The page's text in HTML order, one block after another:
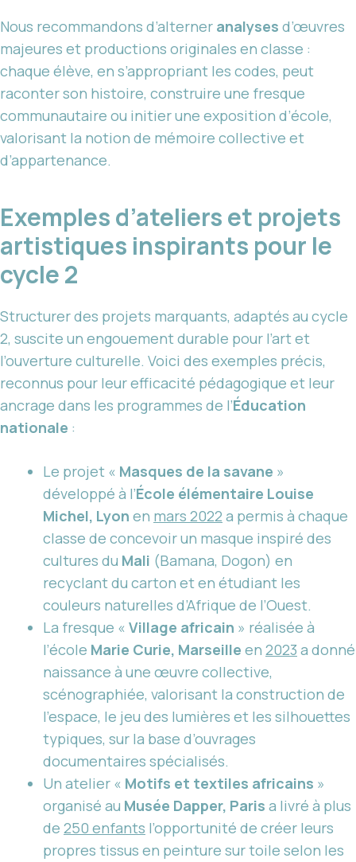
Nous recommandons d’alterner analyses d’œuvres
majeures et productions originales en classe :
chaque élève, en s’appropriant les codes, peut
raconter son histoire, construire une fresque
communautaire ou initier une exposition d’école,
valorisant la notion de mémoire collective et
d’appartenance.
Exemples d’ateliers et projets
artistiques inspirants pour le
cycle 2
Structurer des projets marquants, adaptés au cycle
2, suscite un engouement durable pour l’art et
l’ouverture culturelle. Voici des exemples précis,
reconnus pour leur efficacité pédagogique et leur
ancrage dans les programmes de l’Éducation
nationale :
Le projet « Masques de la savane »
développé à l’École élémentaire Louise
Michel, Lyon en mars 2022 a permis à chaque
classe de concevoir un masque inspiré des
cultures du Mali (Bamana, Dogon) en
recyclant du carton et en étudiant les
couleurs naturelles d’Afrique de l’Ouest.
La fresque « Village africain » réalisée à
l’école Marie Curie, Marseille en 2023 a donné
naissance à une œuvre collective,
scénographiée, valorisant la construction de
l’espace, le jeu des lumières et les silhouettes
typiques, sur la base d’ouvrages
documentaires spécialisés.
Un atelier « Motifs et textiles africains »
organisé au Musée Dapper, Paris a livré à plus
de 250 enfants l’opportunité de créer leurs
propres tissus en peinture sur toile selon les